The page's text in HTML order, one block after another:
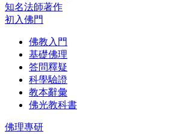
知名法師著作
初入佛門
佛教入門
基礎佛理
答問釋疑
科學驗證
教本辭彙
佛光教科書
佛理專研